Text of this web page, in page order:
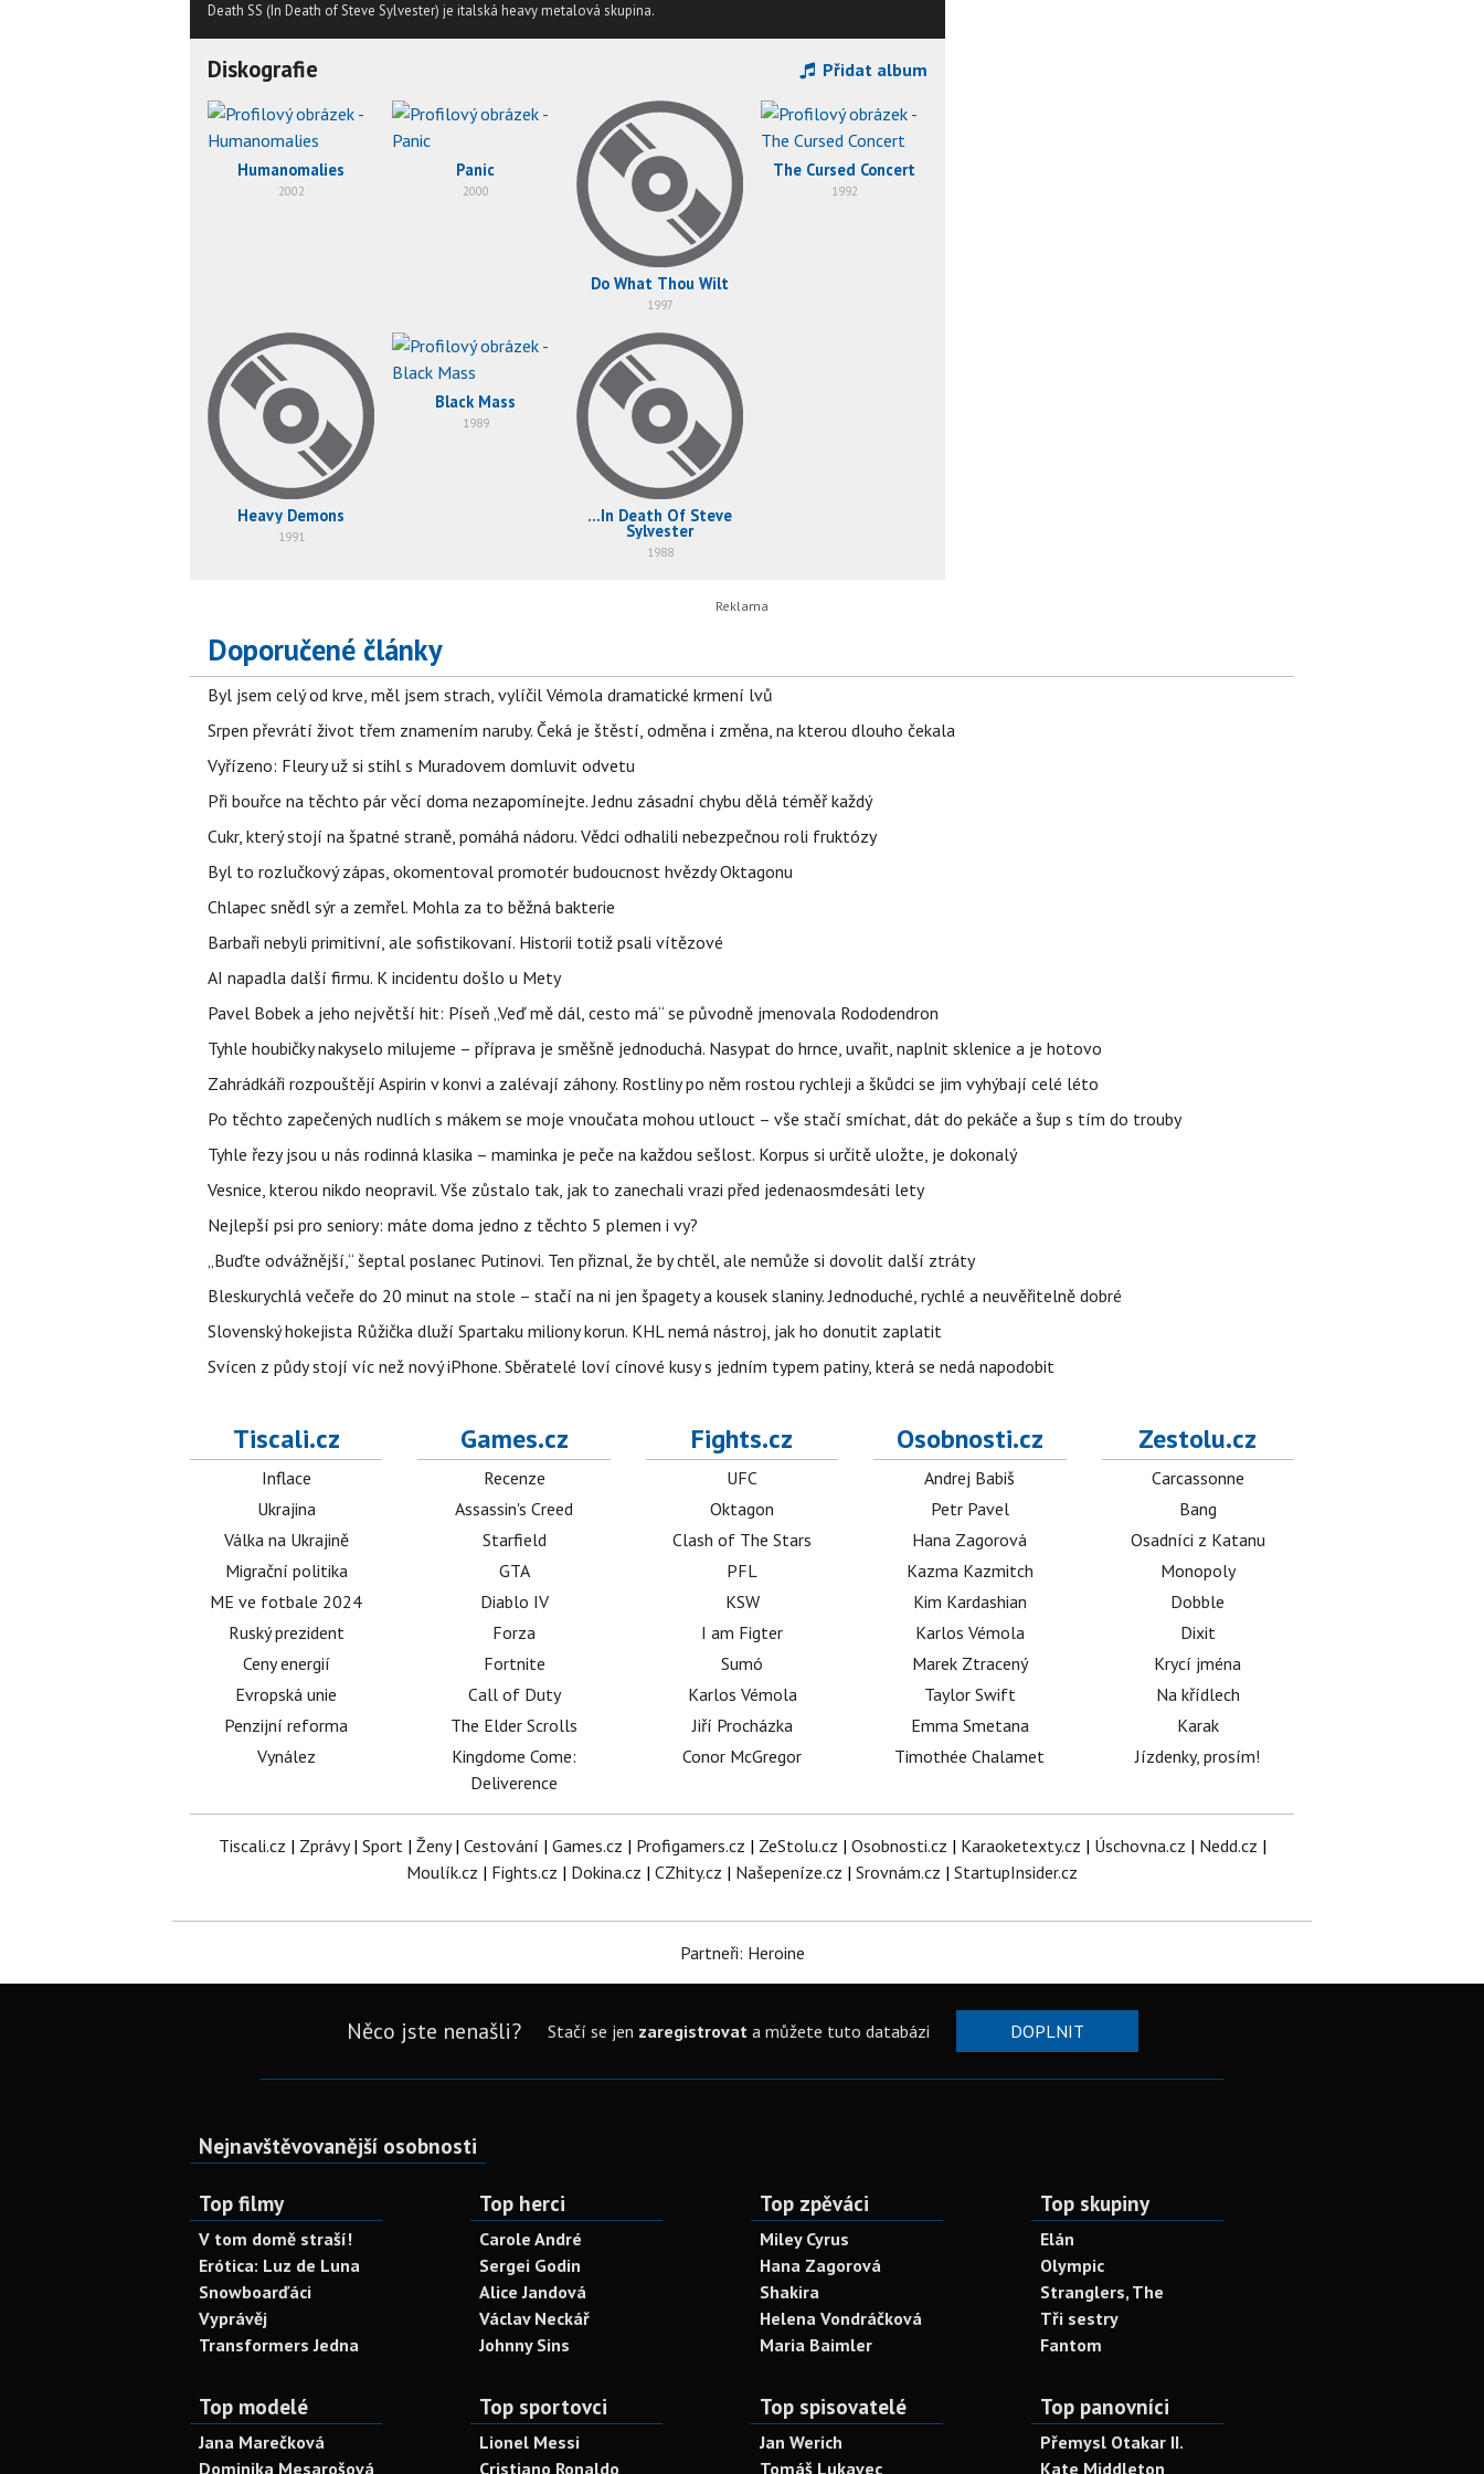
Death SS (In Death of Steve Sylvester) je italská heavy metalová skupina.
Diskografie Přidat album
Humanomalies
2002
Panic
2000
Do What Thou Wilt
1997
The Cursed Concert
1992
Heavy Demons
1991
Black Mass
1989
...In Death Of Steve
Sylvester
1988
Doporučené články
Byl jsem celý od krve, měl jsem strach, vylíčil Vémola dramatické krmení lvů
Srpen převrátí život třem znamením naruby. Čeká je štěstí, odměna i změna, na kterou dlouho čekala
Vyřízeno: Fleury už si stihl s Muradovem domluvit odvetu
Při bouřce na těchto pár věcí doma nezapomínejte. Jednu zásadní chybu dělá téměř každý
Cukr, který stojí na špatné straně, pomáhá nádoru. Vědci odhalili nebezpečnou roli fruktózy
Byl to rozlučkový zápas, okomentoval promotér budoucnost hvězdy Oktagonu
Chlapec snědl sýr a zemřel. Mohla za to běžná bakterie
Barbaři nebyli primitivní, ale sofistikovaní. Historii totiž psali vítězové
AI napadla další firmu. K incidentu došlo u Mety
Pavel Bobek a jeho největší hit: Píseň „Veď mě dál, cesto má“ se původně jmenovala Rododendron
Tyhle houbičky nakyselo milujeme – příprava je směšně jednoduchá. Nasypat do hrnce, uvařit, naplnit sklenice a je hotovo
Zahrádkáři rozpouštějí Aspirin v konvi a zalévají záhony. Rostliny po něm rostou rychleji a škůdci se jim vyhýbají celé léto
Po těchto zapečených nudlích s mákem se moje vnoučata mohou utlouct – vše stačí smíchat, dát do pekáče a šup s tím do trouby
Tyhle řezy jsou u nás rodinná klasika – maminka je peče na každou sešlost. Korpus si určitě uložte, je dokonalý
Vesnice, kterou nikdo neopravil. Vše zůstalo tak, jak to zanechali vrazi před jedenaosmdesáti lety
Nejlepší psi pro seniory: máte doma jedno z těchto 5 plemen i vy?
„Buďte odvážnější,“ šeptal poslanec Putinovi. Ten přiznal, že by chtěl, ale nemůže si dovolit další ztráty
Bleskurychlá večeře do 20 minut na stole – stačí na ni jen špagety a kousek slaniny. Jednoduché, rychlé a neuvěřitelně dobré
Slovenský hokejista Růžička dluží Spartaku miliony korun. KHL nemá nástroj, jak ho donutit zaplatit
Svícen z půdy stojí víc než nový iPhone. Sběratelé loví cínové kusy s jedním typem patiny, která se nedá napodobit
Tiscali.cz
Inflace
Ukrajina
Válka na Ukrajině
Migrační politika
ME ve fotbale 2024
Ruský prezident
Ceny energií
Evropská unie
Penzijní reforma
Vynález
Games.cz
Recenze
Assassin's Creed
Starfield
GTA
Diablo IV
Forza
Fortnite
Call of Duty
The Elder Scrolls
Kingdome Come:
Deliverence
Fights.cz
UFC
Oktagon
Clash of The Stars
PFL
KSW
I am Figter
Sumó
Karlos Vémola
Jiří Procházka
Conor McGregor
Osobnosti.cz
Andrej Babiš
Petr Pavel
Hana Zagorová
Kazma Kazmitch
Kim Kardashian
Karlos Vémola
Marek Ztracený
Taylor Swift
Emma Smetana
Timothée Chalamet
Zestolu.cz
Carcassonne
Bang
Osadníci z Katanu
Monopoly
Dobble
Dixit
Krycí jména
Na křídlech
Karak
Jízdenky, prosím!
Tiscali.cz | Zprávy| Sport| Ženy| Cestování | Games.cz | Profigamers.cz | ZeStolu.cz | Osobnosti.cz | Karaoketexty.cz | Úschovna.cz | Nedd.cz |
Moulík.cz | Fights.cz | Dokina.cz | CZhity.cz | Našepeníze.cz | Srovnám.cz | StartupInsider.cz
Partneři: Heroine
Něco jste nenašli? Stačí se jen zaregistrovata můžete tuto databázi DOPLNIT
Nejnavštěvovanější osobnosti
Top filmy
V tom domě straší!
Erótica: Luz de Luna
Snowboarďáci
Vyprávěj
Transformers Jedna
Top herci
Carole André
Sergei Godin
Alice Jandová
Václav Neckář
Johnny Sins
Top zpěváci
Miley Cyrus
Hana Zagorová
Shakira
Helena Vondráčková
Maria Baimler
Top skupiny
Elán
Olympic
Stranglers, The
Tři sestry
Fantom
Top modelé
Jana Marečková
Dominika Mesarošová
Top sportovci
Lionel Messi
Cristiano Ronaldo
Top spisovatelé
Jan Werich
Tomáš Lukavec
Top panovníci
Přemysl Otakar II.
Kate Middleton